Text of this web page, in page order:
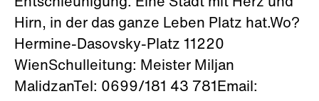
Entschleunigung. Eine Stadt mit Herz und
Hirn, in der das ganze Leben Platz hat.Wo?
Hermine-Dasovsky-Platz 11220
WienSchulleitung: Meister Miljan
MalidzanTel: 0699/181 43 781Email: